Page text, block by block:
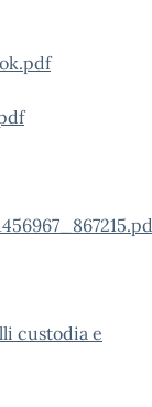
custodia e